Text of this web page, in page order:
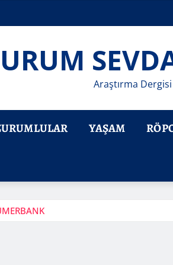
Araştırma Dergisi
YAŞAM